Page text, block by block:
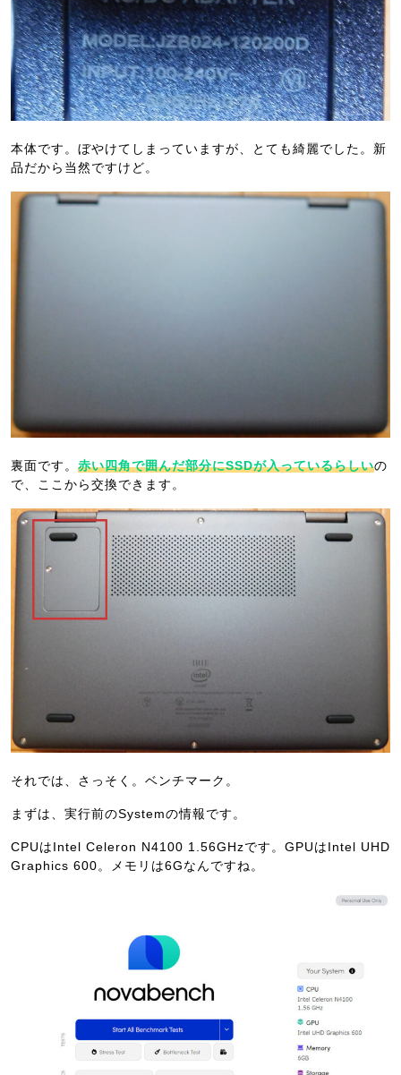
本体です。ぼやけてしまっていますが、とても綺麗でした。新
品だから当然ですけど。
裏面です。 赤い四角で囲んだ部分にSSDが入っているらしいの
で、ここから交換できます。
それでは、さっそく。ベンチマーク。
まずは、実行前のSystemの情報です。
CPUはIntel Celeron N4100 1.56GHzです。GPUはIntel UHD
Graphics 600。メモリは6Gなんですね。